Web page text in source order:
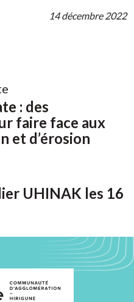
14 décembre 2022
: des
faire face aux
et d’érosion
UHINAK les 16